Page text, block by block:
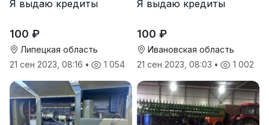
Я выдаю кредиты
100 ₽
Липецкая область
21 сен 2023, 08:16 • 1 054
Я выдаю кредиты
100 ₽
Ивановская область
21 сен 2023, 08:03 • 1 002